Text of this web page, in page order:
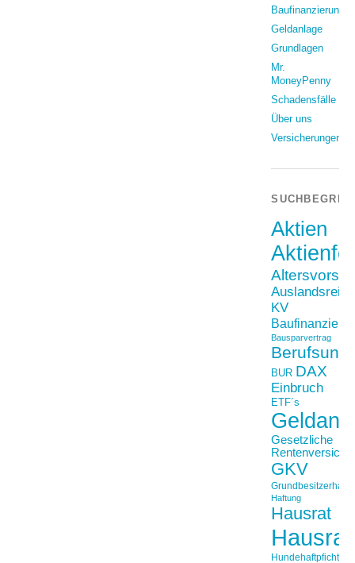
Baufinanzierung
Geldanlage
Grundlagen
Mr.
MoneyPenny
Schadensfälle
Über uns
Versicherungen
Aktien
Auslandsreise
KV
Bausparvertrag
BUR DAX
Einbruch
ETF´s
Gesetzliche
GKV
Haftung
Hausrat
Hundehaftpficht